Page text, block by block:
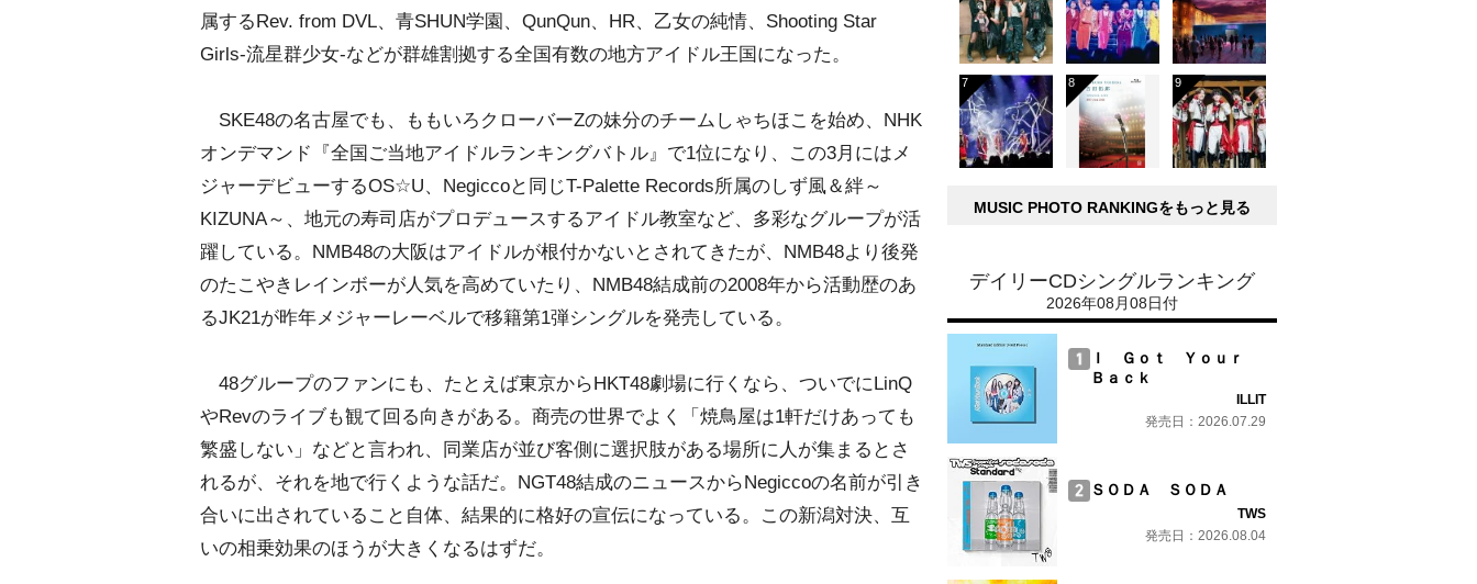
属するRev. from DVL、青SHUN学園、QunQun、HR、乙女の純情、Shooting Star
Girls-流星群少女-などが群雄割拠する全国有数の地方アイドル王国になった。
SKE48の名古屋でも、ももいろクローバーZの妹分のチームしゃちほこを始め、NHK
オンデマンド『全国ご当地アイドルランキングバトル』で1位になり、この3月にはメ
ジャーデビューするOS☆U、Negiccoと同じT-Palette Records所属のしず風＆絆～
KIZUNA～、地元の寿司店がプロデュースするアイドル教室など、多彩なグループが活
躍している。NMB48の大阪はアイドルが根付かないとされてきたが、NMB48より後発
のたこやきレインボーが人気を高めていたり、NMB48結成前の2008年から活動歴のあ
るJK21が昨年メジャーレーベルで移籍第1弾シングルを発売している。
48グループのファンにも、たとえば東京からHKT48劇場に行くなら、ついでにLinQ
Revのライブも観て回る向きがある。商売の世界でよく「焼鳥屋は1軒だけあっても
繁盛しない」などと言われ、同業店が並び客側に選択肢がある場所に人が集まるとさ
れるが、それを地で行くような話だ。NGT48結成のニュースからNegiccoの名前が引き
合いに出されていること自体、結果的に格好の宣伝になっている。この新潟対決、互
いの相乗効果のほうが大きくなるはずだ。
MUSIC PHOTO RANKINGをもっと見る
デイリーCDシングルランキング
2026年08月08日付
Ｉ Ｇｏｔ Ｙｏｕｒ
Ｂａｃｋ
ILLIT
発売日：2026.07.29
ＳＯＤＡ ＳＯＤＡ
TWS
発売日：2026.08.04